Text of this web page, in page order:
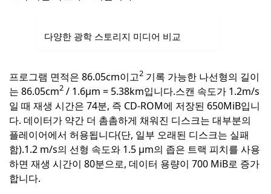
다양한 광학 스토리지 미디어 비교
프로그램 면적은 86.05cm이고2 기록 가능한 나선형의 길이
는 86.05cm2 / 1.6µm = 5.38km입니다.스캔 속도가 1.2m/s
일 때 재생 시간은 74분, 즉 CD-ROM에 저장된 650MiB입니
다. 데이터가 약간 더 촘촘하게 채워진 디스크는 대부분의
플레이어에서 허용됩니다(단, 일부 오래된 디스크는 실패
함).1.2 m/s의 선형 속도와 1.5 µm의 좁은 트랙 피치를 사용
하면 재생 시간이 80분으로, 데이터 용량이 700 MiB로 증가
합니다.